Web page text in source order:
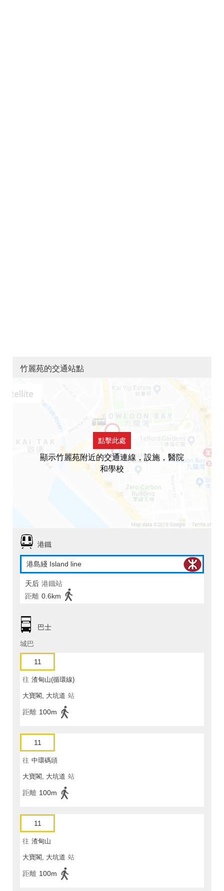
竹麗苑的交通站點
點擊此處
顯示竹麗苑附近的交通連線，設施，醫院
和學校
港鐵
港島綫 Island line
天后 港鐵站
距離 0.6km
巴士
城巴
11
往 渣甸山(循環線)
大寶閣, 大坑道 站
距離 100m
11
往 中環碼頭
大寶閣, 大坑道 站
距離 100m
11
往 渣甸山
大寶閣, 大坑道 站
距離 100m